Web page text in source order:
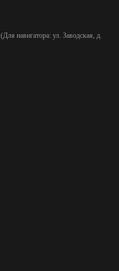
навигатора: ул. Заводская, д.